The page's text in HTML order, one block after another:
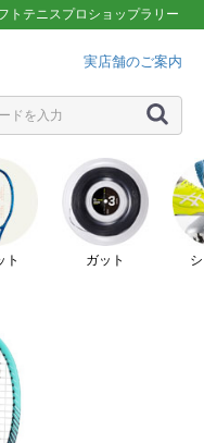
トテニスプロショップラリー
実店舗のご案内
ト ガット